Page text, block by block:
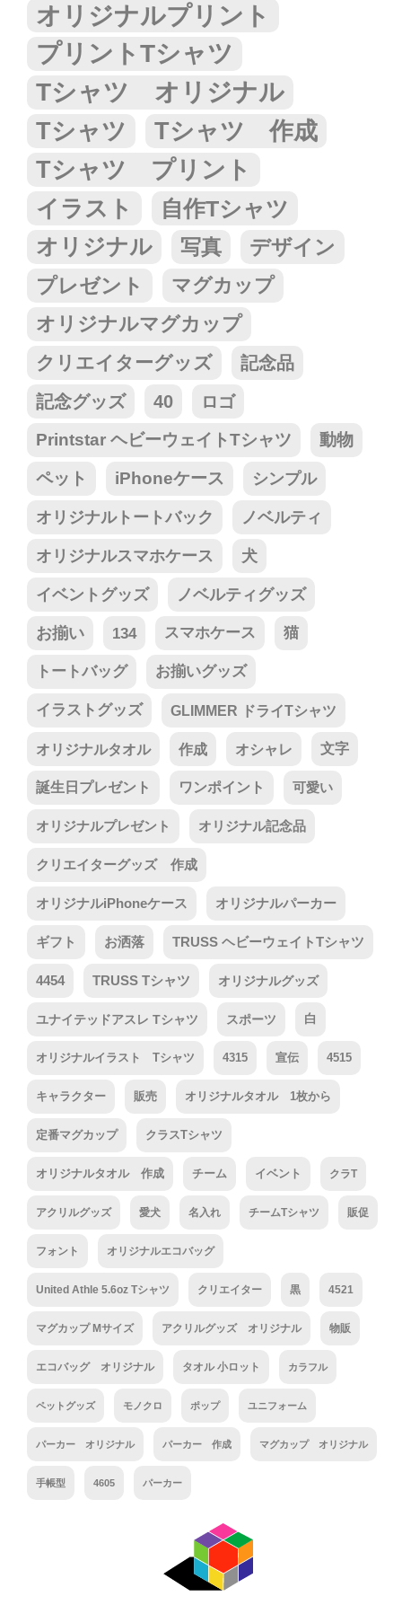
オリジナルプリント
プリントTシャツ
Tシャツ オリジナル
Tシャツ
Tシャツ 作成
Tシャツ プリント
イラスト 自作Tシャツ
オリジナル 写真
デザイン
プレゼント
マグカップ
オリジナルマグカップ
クリエイターグッズ
記念品
記念グッズ
40 ロゴ
Printstar ヘビーウェイトTシャツ 動物
ペット iPhoneケース シンプル
オリジナルトートバック ノベルティ
オリジナルスマホケース 犬
イベントグッズ ノベルティグッズ
お揃い 134 スマホケース 猫
トートバッグ お揃いグッズ
イラストグッズ GLIMMER ドライTシャツ
オリジナルタオル 作成 オシャレ 文字
誕生日プレゼント ワンポイント 可愛い
オリジナルプレゼント オリジナル記念品
クリエイターグッズ 作成
オリジナルiPhoneケース オリジナルパーカー
ギフト お洒落 TRUSS ヘビーウェイトTシャツ
4454 TRUSS Tシャツ オリジナルグッズ
ユナイテッドアスレ Tシャツ スポーツ 白
オリジナルイラスト Tシャツ 4315 宣伝 4515
キャラクター 販売 オリジナルタオル 1枚から
定番マグカップ クラスTシャツ
オリジナルタオル 作成 チーム イベント クラT
アクリルグッズ 愛犬 名入れ チームTシャツ 販促
フォント オリジナルエコバッグ
United Athle 5.6oz Tシャツ クリエイター 黒 4521
マグカップ Mサイズ アクリルグッズ オリジナル 物販
エコバッグ オリジナル タオル 小ロット カラフル
ペットグッズ モノクロ ポップ ユニフォーム
パーカー オリジナル パーカー 作成 マグカップ オリジナル
手帳型 4605 パーカー